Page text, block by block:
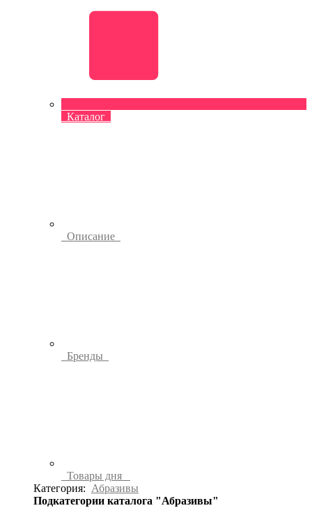
Каталог
Описание
Бренды
Товары дня
Категория: Абразивы
Подкатегории каталога "Абразивы"